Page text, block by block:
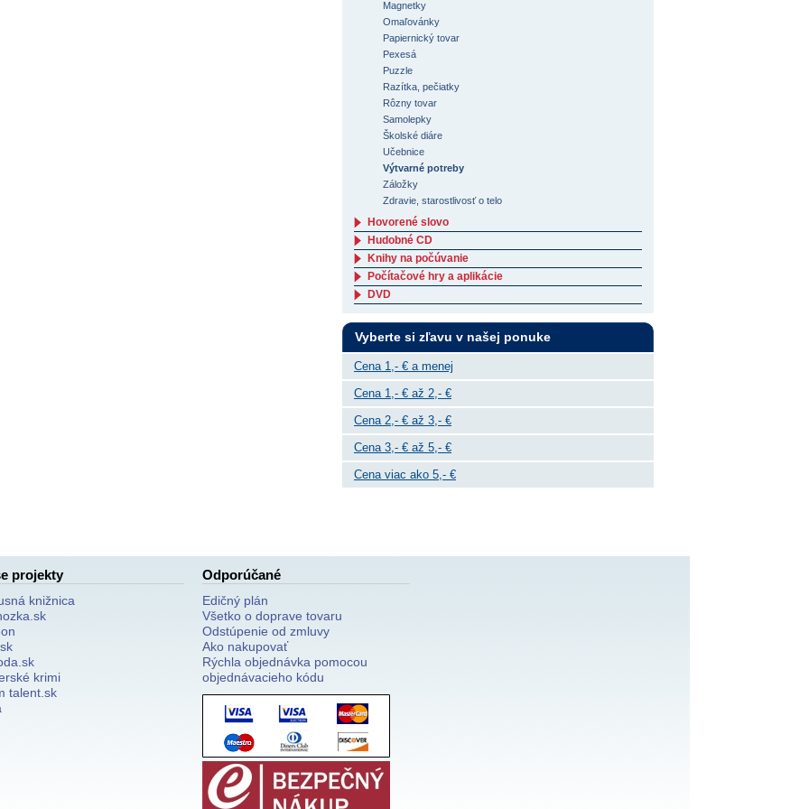
Magnetky
Omaľovánky
Papiernický tovar
Pexesá
Puzzle
Razítka, pečiatky
Rôzny tovar
Samolepky
Školské diáre
Učebnice
Výtvarné potreby
Záložky
Zdravie, starostlivosť o telo
Hovorené slovo
Hudobné CD
Knihy na počúvanie
Počítačové hry a aplikácie
DVD
Vyberte si zľavu v našej ponuke
Cena 1,- € a menej
Cena 1,- € až 2,- €
Cena 2,- € až 3,- €
Cena 3,- € až 5,- €
Cena viac ako 5,- €
projekty
knižnica
krimi
talent.sk
Odporúčané
Edičný plán
Všetko o doprave tovaru
Odstúpenie od zmluvy
Ako nakupovať
Rýchla objednávka pomocou
objednávacieho kódu